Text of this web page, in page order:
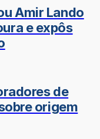
Amir Lando
e expôs
de
origem